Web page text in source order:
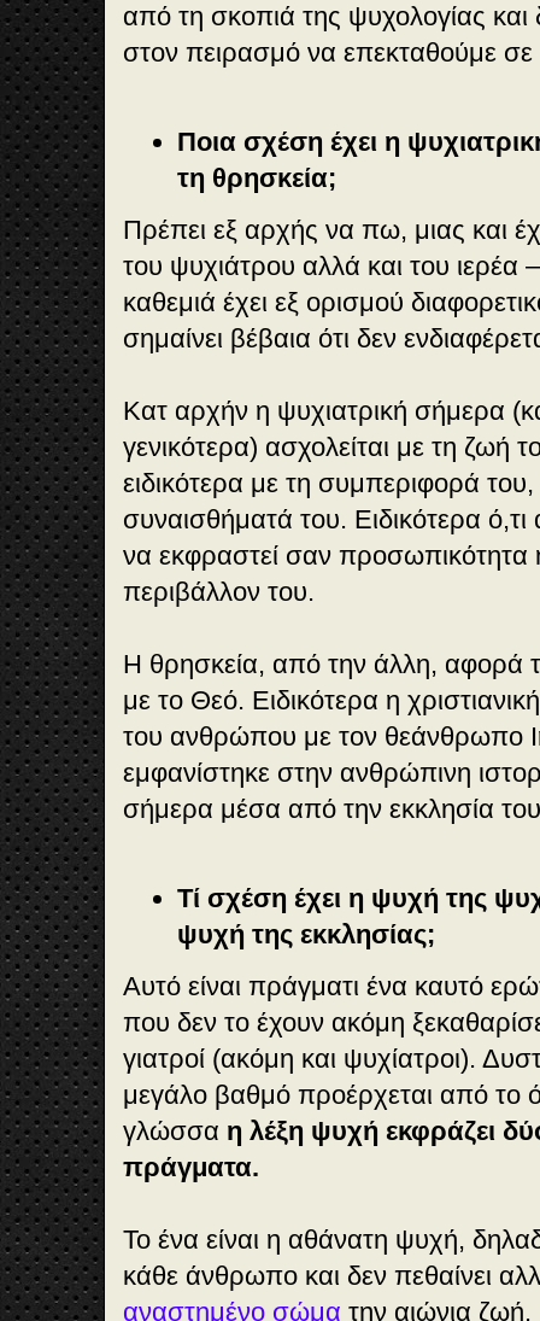
από τη σκοπιά της ψυχολογίας
στον πειρασμό να επεκταθούμε
Ποια σχέση έχει η
τη θρησκεία;
Πρέπει εξ αρχής να πω, μιας και
του ψυχιάτρου αλλά και του ιερέα
καθεμιά έχει εξ ορισμού
σημαίνει βέβαια ότι δεν
Κατ αρχήν η ψυχιατρική σήμερα
γενικότερα) ασχολείται με τη ζωή
ειδικότερα με τη συμπεριφορά του,
συναισθήματά του. Ειδικότερα
να εκφραστεί σαν
περιβάλλον του.
Η θρησκεία, από την άλλη, αφορά
με το Θεό. Ειδικότερα η
του ανθρώπου με τον θεάνθρωπο
εμφανίστηκε στην ανθρώπινη
σήμερα μέσα από την εκκλησία
Τί σχέση έχει η ψυχή της
ψυχή της εκκλησίας;
Αυτό είναι πράγματι ένα καυτό
που δεν το έχουν ακόμη
γιατροί (ακόμη και ψυχίατροι).
μεγάλο βαθμό προέρχεται από το
γλώσσα η λέξη ψυχή εκφράζει
πράγματα.
Το ένα είναι η αθάνατη ψυχή,
κάθε άνθρωπο και δεν πεθαίνει
αναστημένο σώμα την αιώνια ζωή.